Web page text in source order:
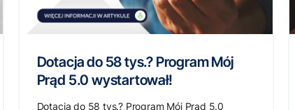
Dotacja do 58 tys.? Program Mój
Prąd 5.0 wystartował!
Dotacja do 58 tys.? Program Mój Prąd 5.0